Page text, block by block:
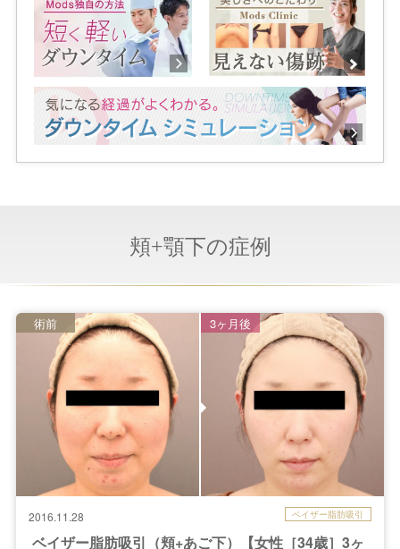
頬+顎下の症例
2016.11.28 ベイザー脂肪吸引
ベイザー脂肪吸引（頬+あご下）【女性［34歳］3ヶ
術前 3ヶ月後